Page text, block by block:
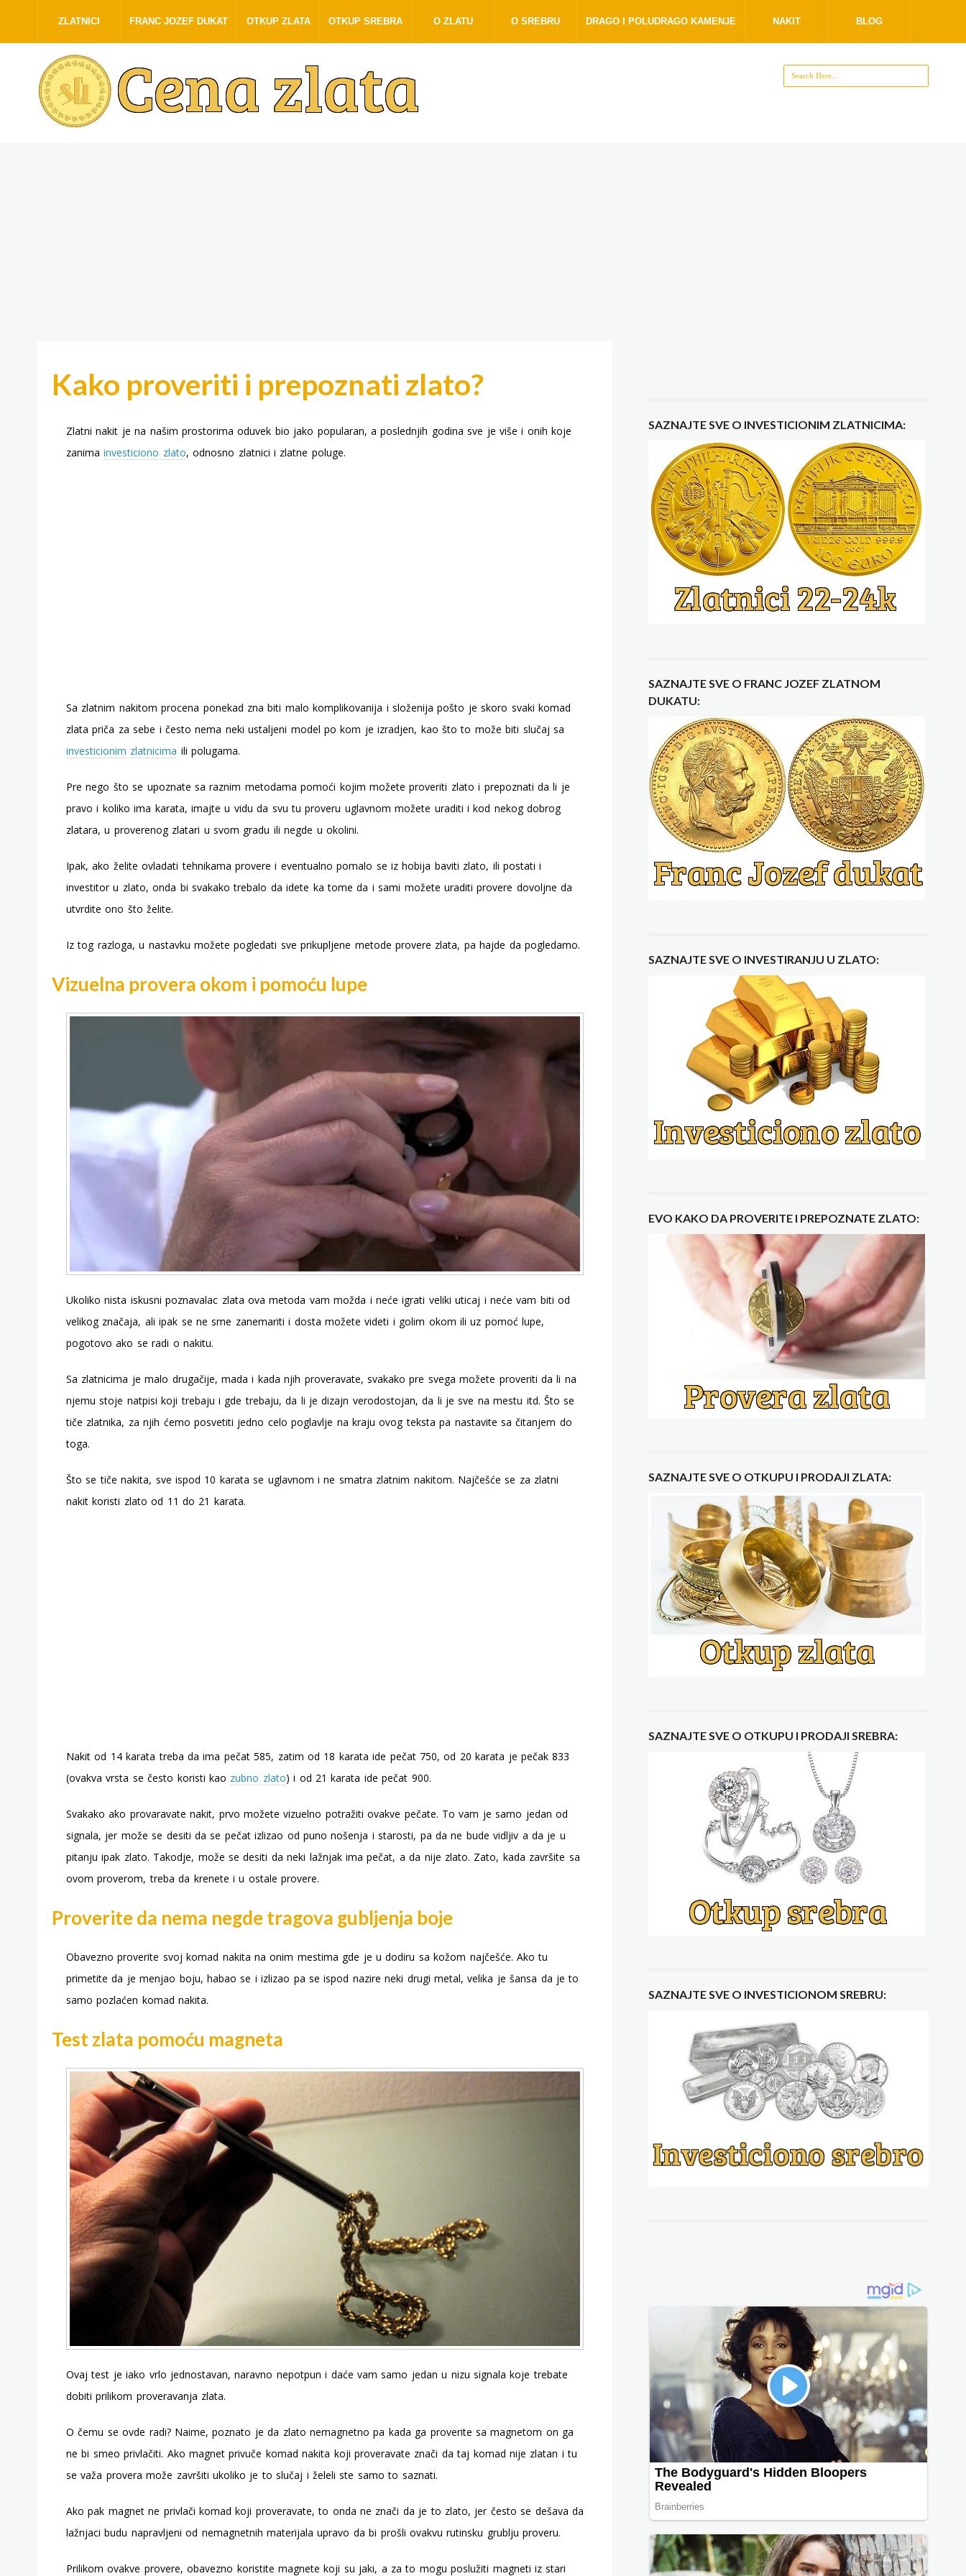
ZLATNICI FRANC JOZEF DUKAT OTKUP ZLATA OTKUP SREBRA O ZLATU O SREBRU DRAGO I POLUDRAGO KAMENJE NAKIT BLOG
Kako proveriti i prepoznati zlato?
Zlatni nakit je na našim prostorima oduvek bio jako popularan, a poslednjih godina sve je više i onih koje
zanimainvesticiono zlato, odnosno zlatnici i zlatne poluge.
Sa zlatnim nakitom procena ponekad zna biti malo komplikovanija i složenija pošto je skoro svaki komad
zlata priča za sebe i često nema neki ustaljeni model po kom je izradjen, kao što to može biti slučaj sa
investicionim zlatnicima ili polugama.
Pre nego što se upoznate sa raznim metodama pomoći kojim možete proveriti zlato i prepoznati da li je
pravo i koliko ima karata, imajte u vidu da svu tu proveru uglavnom možete uraditi i kod nekog dobrog
zlatara, u proverenog zlatari u svom gradu ili negde u okolini.
Ipak, ako želite ovladati tehnikama provere i eventualno pomalo se iz hobija baviti zlato, ili postati i
investitor u zlato, onda bi svakako trebalo da idete ka tome da i sami možete uraditi provere dovoljne da
utvrdite ono što želite.
Iz tog razloga, u nastavku možete pogledati sve prikupljene metode provere zlata, pa hajde da pogledamo.
Vizuelna provera okom i pomoću lupe
Ukoliko nista iskusni poznavalac zlata ova metoda vam možda i neće igrati veliki uticaj i neće vam biti od
velikog značaja, ali ipak se ne sme zanemariti i dosta možete videti i golim okom ili uz pomoć lupe,
pogotovo ako se radi o nakitu.
Sa zlatnicima je malo drugačije, mada i kada njih proveravate, svakako pre svega možete proveriti da li na
njemu stoje natpisi koji trebaju i gde trebaju, da li je dizajn verodostojan, da li je sve na mestu itd. Što se
tiče zlatnika, za njih ćemo posvetiti jedno celo poglavlje na kraju ovog teksta pa nastavite sa čitanjem do
toga.
Što se tiče nakita, sve ispod 10 karata se uglavnom i ne smatra zlatnim nakitom. Najčešće se za zlatni
nakit koristi zlato od 11 do 21 karata.
Nakit od 14 karata treba da ima pečat 585, zatim od 18 karata ide pečat 750, od 20 karata je pečak 833
(ovakva vrsta se često koristi kao zubno zlato) i od 21 karata ide pečat 900.
Svakako ako provaravate nakit, prvo možete vizuelno potražiti ovakve pečate. To vam je samo jedan od
signala, jer može se desiti da se pečat izlizao od puno nošenja i starosti, pa da ne bude vidljiv a da je u
pitanju ipak zlato. Takodje, može se desiti da neki lažnjak ima pečat, a da nije zlato. Zato, kada završite sa
ovom proverom, treba da krenete i u ostale provere.
Proverite da nema negde tragova gubljenja boje
Obavezno proverite svoj komad nakita na onim mestima gde je u dodiru sa kožom najčešće. Ako tu
primetite da je menjao boju, habao se i izlizao pa se ispod nazire neki drugi metal, velika je šansa da je to
samo pozlaćen komad nakita.
Test zlata pomoću magneta
Ovaj test je iako vrlo jednostavan, naravno nepotpun i daće vam samo jedan u nizu signala koje trebate
dobiti prilikom proveravanja zlata.
O čemu se ovde radi? Naime, poznato je da zlato nemagnetno pa kada ga proverite sa magnetom on ga
ne bi smeo privlačiti. Ako magnet privuče komad nakita koji proveravate znači da taj komad nije zlatan i tu
se važa provera može završiti ukoliko je to slučaj i želeli ste samo to saznati.
Ako pak magnet ne privlači komad koji proveravate, to onda ne znači da je to zlato, jer često se dešava da
lažnjaci budu napravljeni od nemagnetnih materijala upravo da bi prošli ovakvu rutinsku grublju proveru.
Prilikom ovakve provere, obavezno koristite magnete koji su jaki, a za to mogu poslužiti magneti iz stari
SAZNAJTE SVE O INVESTICIONIM ZLATNICIMA:
SAZNAJTE SVE O FRANC JOZEF ZLATNOM
DUKATU:
SAZNAJTE SVE O INVESTIRANJU U ZLATO:
EVO KAKO DA PROVERITE I PREPOZNATE ZLATO:
SAZNAJTE SVE O OTKUPU I PRODAJI ZLATA:
SAZNAJTE SVE O OTKUPU I PRODAJI SREBRA:
SAZNAJTE SVE O INVESTICIONOM SREBRU: